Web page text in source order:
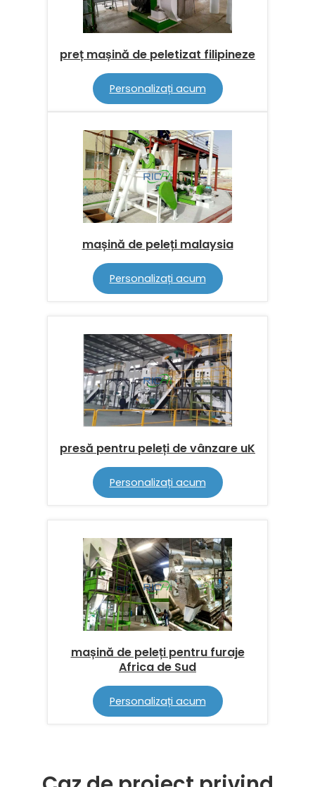
preț mașină de peletizat filipineze
Personalizați acum
mașină de peleți malaysia
Personalizați acum
presă pentru peleți de vânzare uK
Personalizați acum
mașină de peleți pentru furaje
Africa de Sud
Personalizați acum